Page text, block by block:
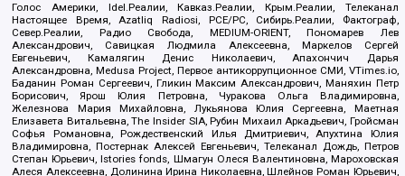
Голос Америки, Idel.Реалии, Кавказ.Реалии, Крым.Реалии, Телеканал
Настоящее Время, Azatliq Radiosi, PCE/PC, Сибирь.Реалии, Фактограф,
Север.Реалии, Радио Свобода, MEDIUM-ORIENT, Пономарев Лев
Александрович, Савицкая Людмила Алексеевна, Маркелов Сергей
Евгеньевич, Камалягин Денис Николаевич, Апахончич Дарья
Александровна, Medusa Project, Первое антикоррупционное СМИ, VTimes.io,
Баданин Роман Сергеевич, Гликин Максим Александрович, Маняхин Петр
Борисович, Ярош Юлия Петровна, Чуракова Ольга Владимировна,
Железнова Мария Михайловна, Лукьянова Юлия Сергеевна, Маетная
Елизавета Витальевна, The Insider SIA, Рубин Михаил Аркадьевич, Гройсман
Софья Романовна, Рождественский Илья Дмитриевич, Апухтина Юлия
Владимировна, Постернак Алексей Евгеньевич, Телеканал Дождь, Петров
Степан Юрьевич, Istories fonds, Шмагун Олеся Валентиновна, Мароховская
Алеся Алексеевна, Долинина Ирина Николаевна, Шлейнов Роман Юрьевич,